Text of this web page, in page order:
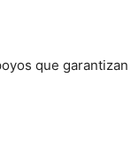
que garantizan